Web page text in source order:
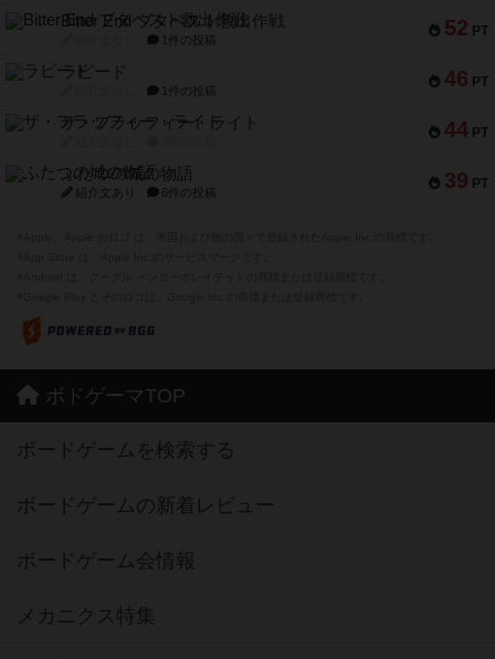
52 PT
Bitter End ブタペスト救出作戦
1件の投稿
46 PT
ラピード
1件の投稿
44 PT
ザ・フラッフィー・ライト
39 PT
ふたつの城の物語
紹介文あり 6件の投稿
ボドゲーマTOP
ボードゲームを検索する
ボードゲームの新着レビュー
ボードゲーム会情報
メカニクス特集